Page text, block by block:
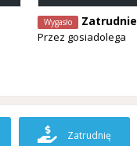
Wygasło Zatrudnie
Przez gosiadolega
Zatrudnię